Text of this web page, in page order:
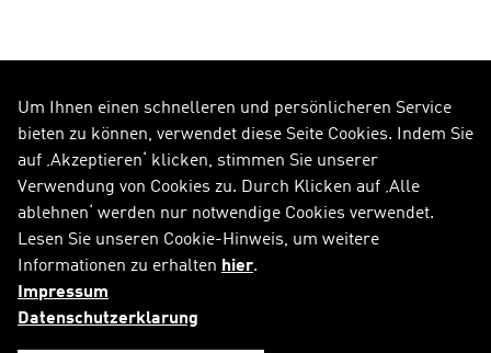
FOLGE UNS AUF
Alle Social Media Kanäle
Sitemap
Impressum
Um Ihnen einen schnelleren und persönlicheren Service
bieten zu können, verwendet diese Seite Cookies. Indem Sie
auf ‚Akzeptieren‘ klicken, stimmen Sie unserer
Verwendung von Cookies zu. Durch Klicken auf ‚Alle
ablehnen‘ werden nur notwendige Cookies verwendet.
Lesen Sie unseren Cookie-Hinweis, um weitere
Informationen zu erhalten hier.
Impressum
Datenschutzerklarung